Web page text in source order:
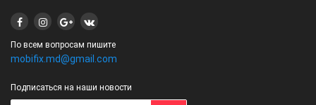
По всем вопросам пишите
mobifix.md@gmail.com
Подписаться на наши новости